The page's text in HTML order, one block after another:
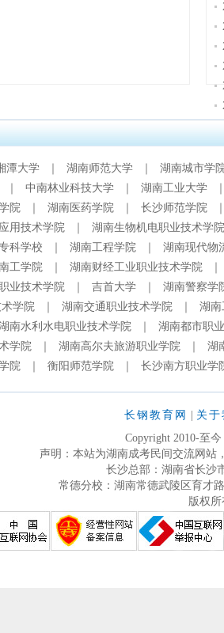
潭大学 湖南师范大学
湖南城市学
中南林业科技大学 湖南工业大学
院 湖南医药学院 长沙师范学院
用技术学院
湖南生物机电职业技术学院
科学校 湖南工程学院
湖南现代物
工学院 湖南财经工业职业技术学院
业技术学院 吉首大学
湖南警察学
学院
湖南交通职业技术学院
湖南
南水利水电职业技术学院
湖南都市职
学院 湖南高尔夫旅游职业学院
湖
院 衡阳师范学院 长沙南方职业学
长钢教育网
关
Copyright 2010-至
声明：本站为湖南成考民间交流网站
长沙总部：湖南省长沙
常德分校：湖南常德武陵区育才
版权